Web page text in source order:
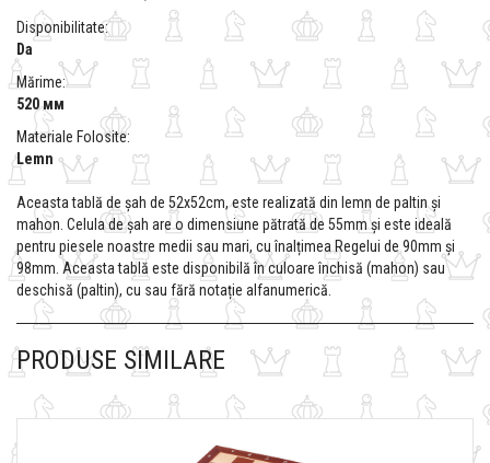
Disponibilitate:
Da
Mărime:
520 мм
Materiale Folosite:
Lemn
Aceasta tablă de șah de 52x52cm, este realizată din lemn de paltin și
mahon. Celula de șah are o dimensiune pătrată de 55mm și este ideală
pentru piesele noastre medii sau mari, cu înalțimea Regelui de 90mm și
98mm. Aceasta tablă este disponibilă în culoare închisă (mahon) sau
deschisă (paltin), cu sau fără notație alfanumerică.
PRODUSE SIMILARE